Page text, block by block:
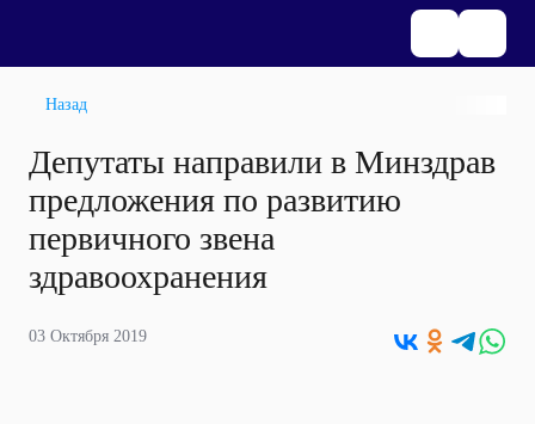
Назад
Депутаты направили в Минздрав
предложения по развитию
первичного звена
здравоохранения
03 Октября 2019